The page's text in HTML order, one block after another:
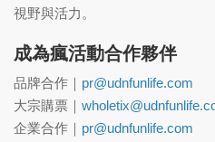
視野與活力。
成為瘋活動合作夥伴
品牌合作｜ pr@udnfunlife.com
大宗購票｜
企業合作｜ pr@udnfunlife.com